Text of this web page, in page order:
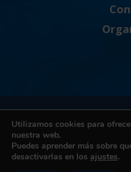
Política
Términos y
Utilizamos cookies para
nuestra web.
Puedes aprender más sobre
desactivarlas en los ajustes.